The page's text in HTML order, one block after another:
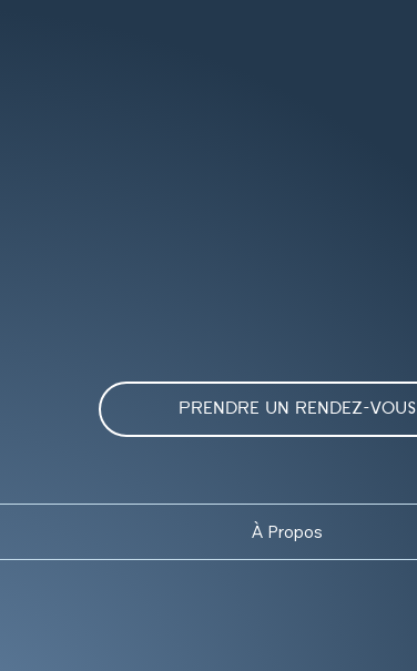
À Propos
PRENDRE UN RENDEZ-VOUS